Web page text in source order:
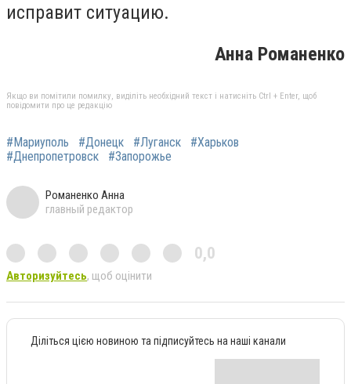
исправит ситуацию.
Анна Романенко
Якщо ви помітили помилку, виділіть необхідний текст і натисніть Ctrl + Enter, щоб
повідомити про це редакцію
#Мариуполь #Донецк #Луганск
#Харьков
#Днепропетровск
#Запорожье
Романенко Анна
главный редактор
0,0
Авторизуйтесь, щоб оцінити
Діліться цією новиною та підписуйтесь на наші канали